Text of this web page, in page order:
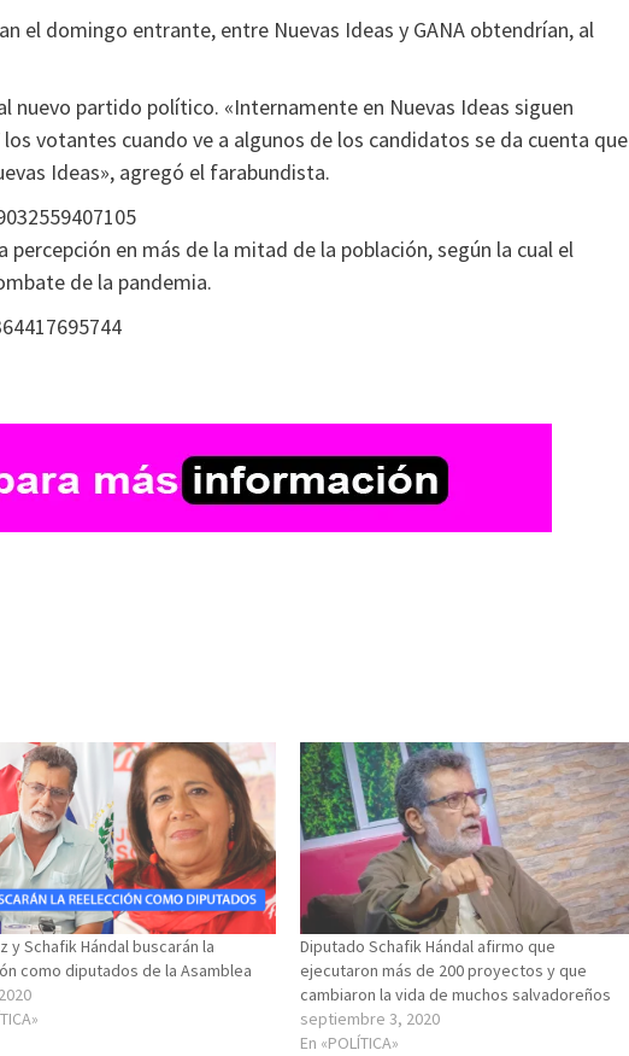
el domingo entrante, entre Nuevas Ideas y GANA obtendrían, al
nuevo partido político. «Internamente en Nuevas Ideas siguen
votantes cuando ve a algunos de los candidatos se da cuenta que
Ideas», agregó el farabundista.
en más de la mitad de la población, según la cual el
de la pandemia.
y Schafik Hándal buscarán la
como diputados de la Asamblea
Diputado Schafik Hándal afirmo que
ejecutaron más de 200 proyectos y que
cambiaron la vida de muchos salvadoreños
septiembre 3, 2020
En «POLÍTICA»